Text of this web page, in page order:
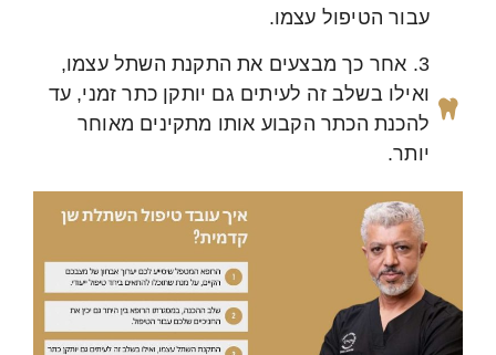
עבור הטיפול עצמו.
3. אחר כך מבצעים את התקנת השתל עצמו,
ואילו בשלב זה לעיתים גם יותקן כתר זמני, עד
להכנת הכתר הקבוע אותו מתקינים מאוחר
יותר.